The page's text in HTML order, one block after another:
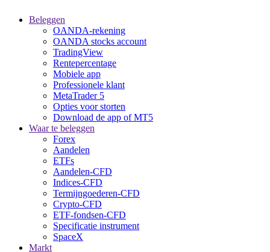
Beleggen
OANDA-rekening
OANDA stocks account
TradingView
Rentepercentage
Mobiele app
Professionele klant
MetaTrader 5
Opties voor storten
Download de app of MT5
Waar te beleggen
Forex
Aandelen
ETFs
Aandelen-CFD
Indices-CFD
Termijngoederen-CFD
Crypto-CFD
ETF-fondsen-CFD
Specificatie instrument
SpaceX
Markt